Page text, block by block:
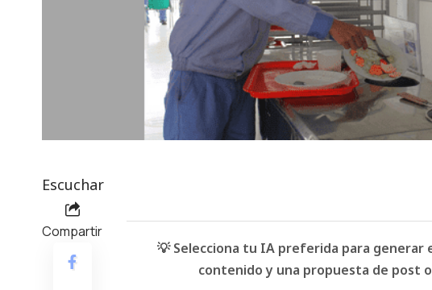
Escuchar
Compartir
💡 Selecciona tu IA preferida para generar
contenido y una propuesta de post